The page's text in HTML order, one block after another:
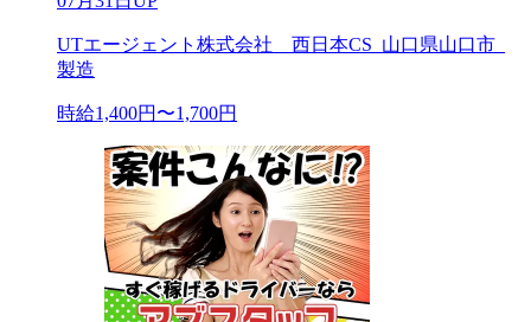
UTエージェント株式会社 西日本CS_山口県山口市_
製造
時給1,400円〜1,700円